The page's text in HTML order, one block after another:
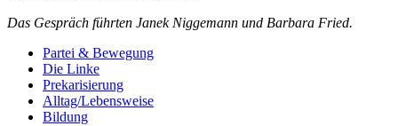
Das Gespräch führten Janek Niggemann und Barbara Fried.
Partei & Bewegung
Die Linke
Prekarisierung
Alltag/Lebensweise
Bildung